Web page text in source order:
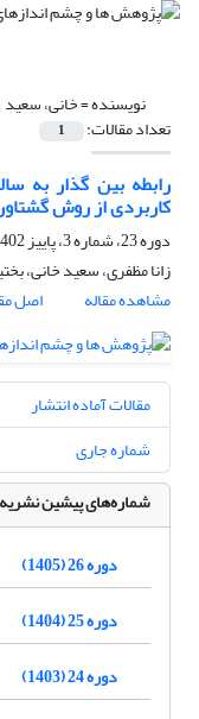
نویسنده =خانی، سعید
تعداد مقالات: 1
رابطه بین گذار به
کاربردی از روش
دوره 23، شماره 3، پاییز 1402، صفحه
زانا مظفری، سعید خانی،
مشاهده مقاله
اصل
مقالات آماده انتشار
شماره جاری
شماره‌های پیشین نشریه
دوره 26 (1405)
دوره 25 (1404)
دوره 24 (1403)